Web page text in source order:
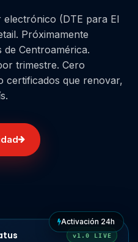
(DTE para El
Próximamente
de Centroamérica.
trimestre. Cero
que renovar,
v1.0 LIVE
Activación 24h